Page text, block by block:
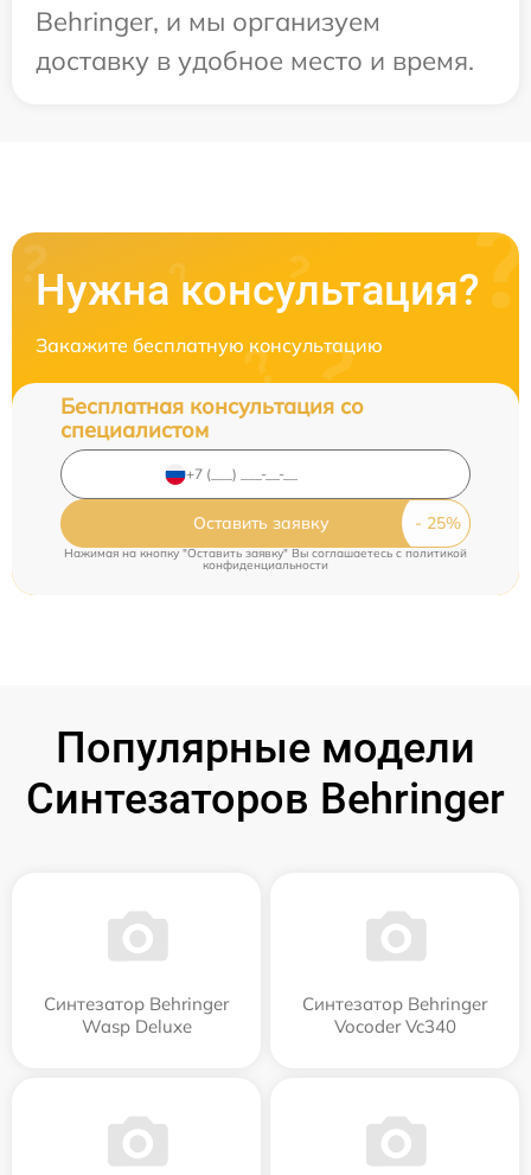
Behringer, и мы организуем
доставку в удобное место и время.
Нужна консультация?
Закажите бесплатную консультацию
Бесплатная консультация со
специалистом
Оставить заявку
Нажимая на кнопку "Оставить заявку" Вы соглашаетесь cполитикой
конфиденциальности
Популярные модели
Синтезаторов Behringer
Синтезатор Behringer
Wasp Deluxe
Синтезатор Behringer
Vocoder Vc340